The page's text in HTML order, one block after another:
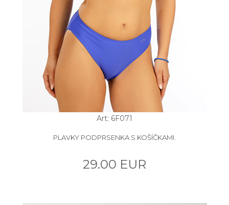
Art: 6F071
PLAVKY PODPRSENKA S KOŠÍČKAMI.
29.00 EUR